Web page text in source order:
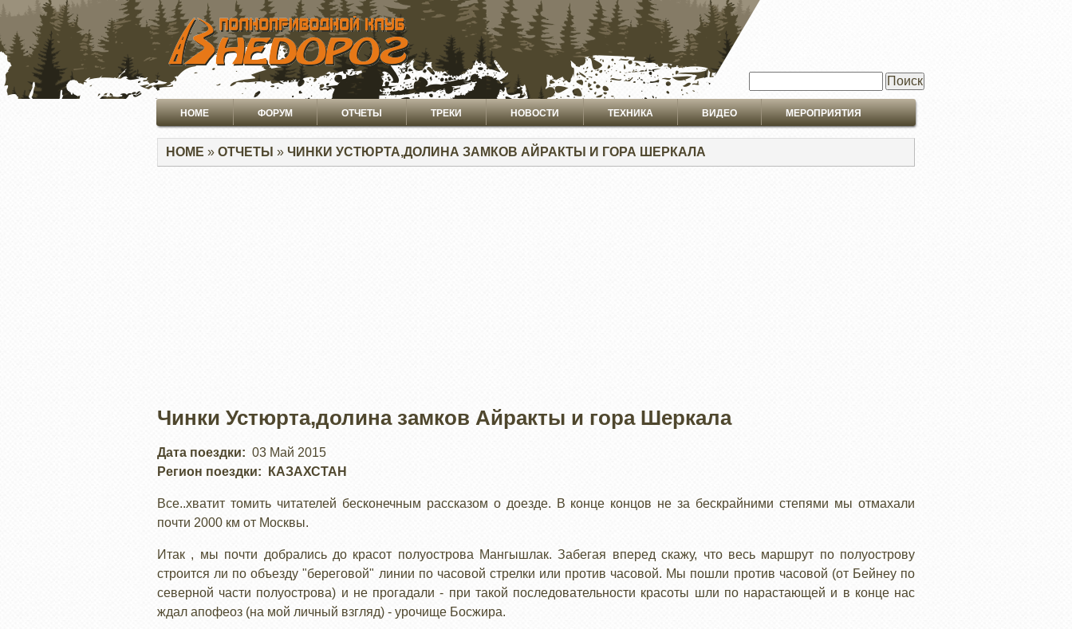
ПЕРЕЙТИ
ОСНОВНОМУ
СОДЕРЖАНИЮ
Основная
навигация
HOME ФОРУМ ОТЧЕТЫ ТРЕКИ НОВОСТИ ТЕХНИКА ВИДЕО МЕРОПРИЯТИЯ
Строка
навигации
HOME ОТЧЕТЫ ЧИНКИ УСТЮРТА,ДОЛИНА ЗАМКОВ АЙРАКТЫ И ГОРА ШЕРКАЛА
Чинки Устюрта,долина замков Айракты и гора Шеркала
Дата поездки
03 Май 2015
Регион поездки
КАЗАХСТАН
Все..хватит томить читателей бесконечным рассказом о доезде. В конце концов не за бескрайними степями мы отмахали
почти 2000 км от Москвы.
Итак , мы почти добрались до красот полуострова Мангышлак. Забегая вперед скажу, что весь маршрут по полуострову
строится ли по объезду "береговой" линии по часовой стрелки или против часовой. Мы пошли против часовой (от Бейнеу по
северной части полуострова) и не прогадали - при такой последовательности красоты шли по нарастающей и в конце нас
ждал апофеоз (на мой личный взгляд) - урочище Босжира.